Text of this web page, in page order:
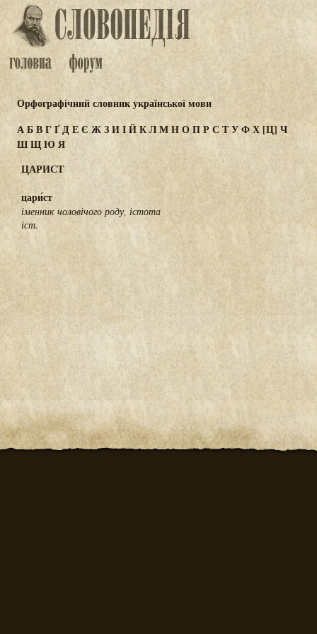
Орфографічний словник української мови
АБВГҐДЕЄ ЖЗИІЙКЛМНОПРС ТУФХ [Ц] Ч
ШЩЮЯ
ЦАРИСТ
цари́ст
іменник чоловічого роду, істота
іст.